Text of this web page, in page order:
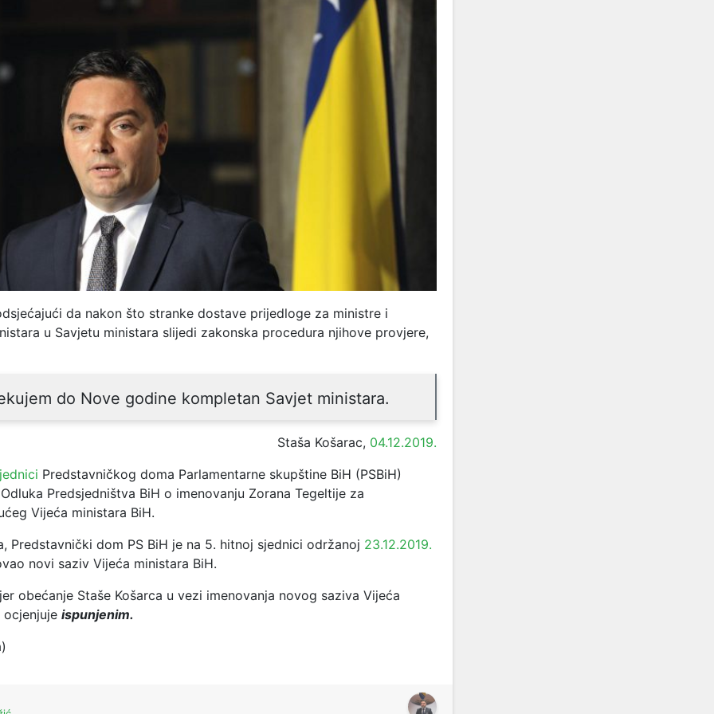
da nakon što stranke dostave prijedloge za ministre i
u Savjetu ministara slijedi zakonska procedura njihove provjere,
do Nove godine kompletan Savjet ministara.
Staša Košarac, 04.12.2019.
Predstavničkog doma Parlamentarne skupštine BiH (PSBiH)
Predsjedništva BiH o imenovanju Zorana Tegeltije za
Vijeća ministara BiH.
Predstavnički dom PS BiH je na 5. hitnoj sjednici održanoj 23.12.2019.
novi saziv Vijeća ministara BiH.
obećanje Staše Košarca u vezi imenovanja novog saziva Vijeća
ocjenjuje ispunjenim.